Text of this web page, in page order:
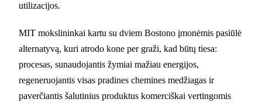
utilizacijos.
MIT mokslininkai kartu su dviem Bostono įmonėmis pasiūlė
alternatyvą, kuri atrodo kone per graži, kad būtų tiesa:
procesas, sunaudojantis žymiai mažiau energijos,
regeneruojantis visas pradines chemines medžiagas ir
paverčiantis šalutinius produktus komerciškai vertingomis